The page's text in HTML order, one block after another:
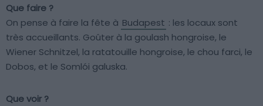
Que faire ?
On pense à faire la fête à Budapest : les locaux sont
très accueillants. Goûter à la goulash hongroise, le
Wiener Schnitzel, la ratatouille hongroise, le chou farci, le
Dobos, et le Somlói galuska.
Que voir ?